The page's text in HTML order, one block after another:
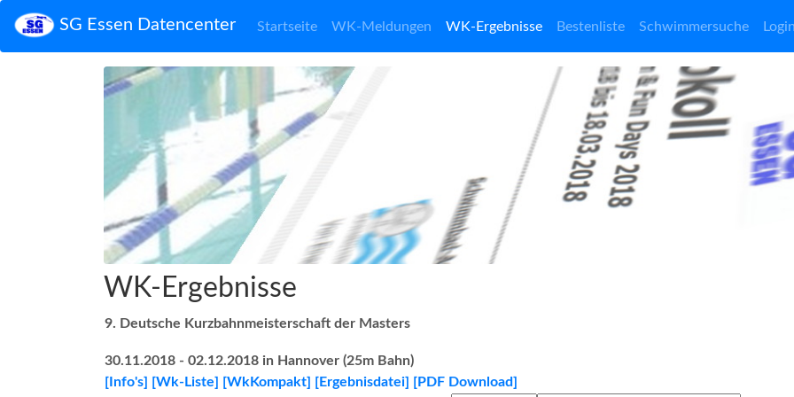
SG Essen Datencenter Startseite WK-Meldungen WK-Ergebnisse Bestenliste Schwimmersuche
WK-Ergebnisse
9. Deutsche Kurzbahnmeisterschaft der Masters
30.11.2018 - 02.12.2018 in Hannover (25m Bahn)
[Info's] [Wk-Liste] [WkKompakt] [Ergebnisdatei] [PDF Download]